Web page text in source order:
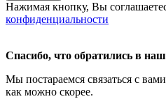
Нажимая кнопку, Вы
конфиденциальности
Спасибо, что обратились в
Мы постараемся связаться с вами
как можно скорее.